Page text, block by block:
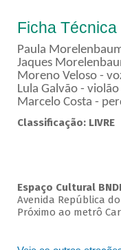
Ficha Técnica
Paula
Jaques
Moreno Veloso -
Lula Galvão - violão
Marcelo Costa -
Classificação: LIVRE
Espaço Cultural
Avenida República
Próximo ao metrô